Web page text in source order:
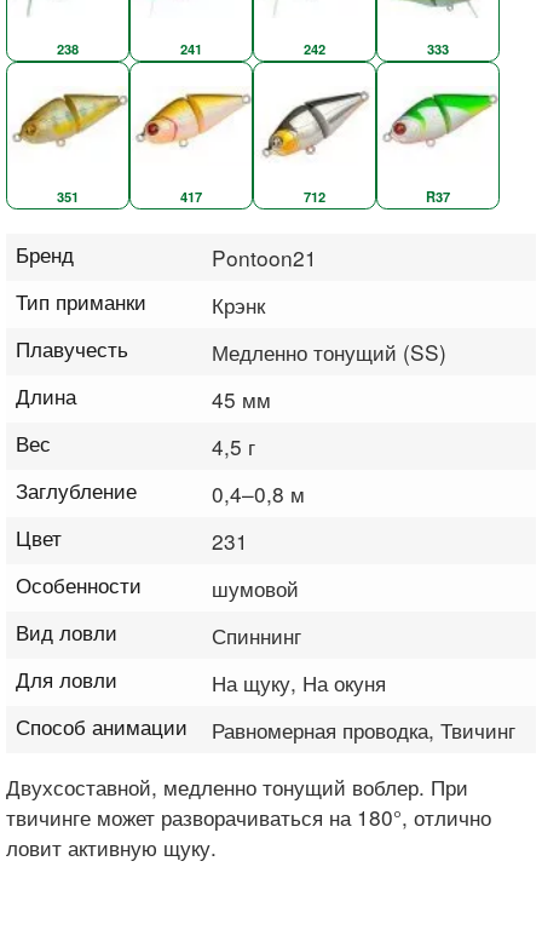
238 241 242 333
351 417 712 R37
Бренд
Pontoon21
Тип приманки
Крэнк
Плавучесть
Медленно тонущий (SS)
Длина
45 мм
Вес
4,5 г
Заглубление
0,4–0,8 м
Цвет
231
Особенности
шумовой
Вид ловли
Спиннинг
Для ловли
На щуку, На окуня
Способ анимации
Равномерная проводка, Твичинг
Двухсоставной, медленно тонущий воблер. При
твичинге может разворачиваться на 180°, отлично
ловит активную щуку.